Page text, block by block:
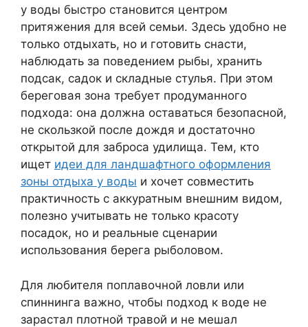
у воды быстро становится центром
притяжения для всей семьи. Здесь удобно не
только отдыхать, но и готовить снасти,
наблюдать за поведением рыбы, хранить
подсак, садок и складные стулья. При этом
береговая зона требует продуманного
подхода: она должна оставаться безопасной,
не скользкой после дождя и достаточно
открытой для заброса удилища. Тем, кто
ищет идеи для ландшафтного оформления
зоны отдыха у воды и хочет совместить
практичность с аккуратным внешним видом,
полезно учитывать не только красоту
посадок, но и реальные сценарии
использования берега рыболовом.
Для любителя поплавочной ловли или
спиннинга важно, чтобы подход к воде не
зарастал плотной травой и не мешал